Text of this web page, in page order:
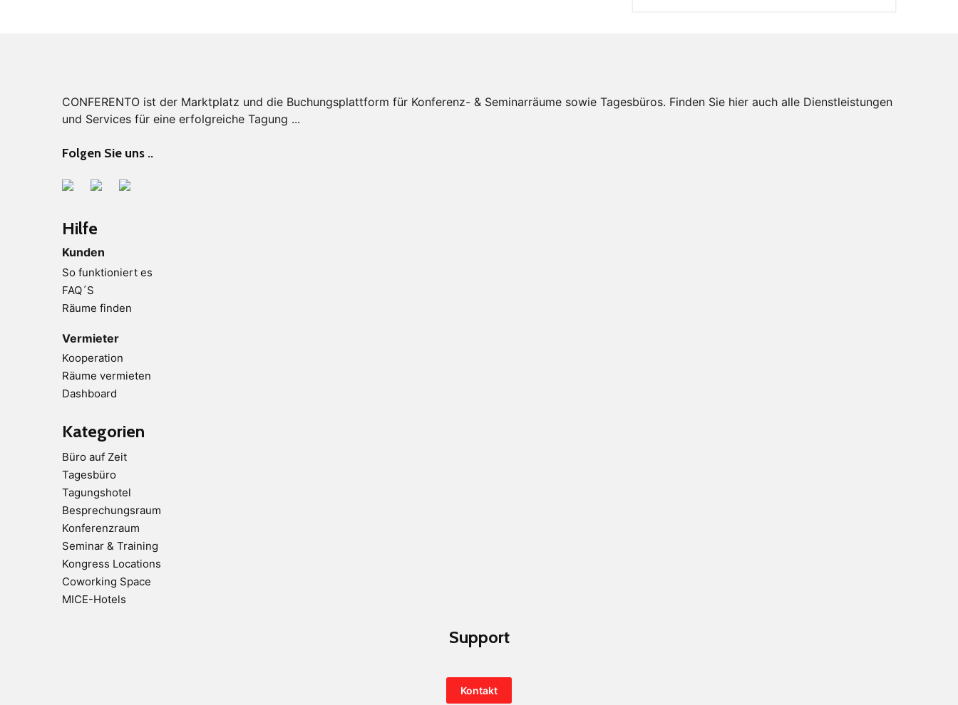
CONFERENTO ist der Marktplatz und die Buchungsplattform für Konferenz- & Seminarräume sowie Tagesbüros. Finden Sie hier auch alle Dienstleistungen
und Services für eine erfolgreiche Tagung ...
Folgen Sie uns ..
Hilfe
Kunden
So funktioniert es
FAQ´S
Räume finden
Vermieter
Kooperation
Räume vermieten
Dashboard
Kategorien
Büro auf Zeit
Tagesbüro
Tagungshotel
Besprechungsraum
Konferenzraum
Seminar & Training
Kongress Locations
Coworking Space
MICE-Hotels
Support
Kontakt